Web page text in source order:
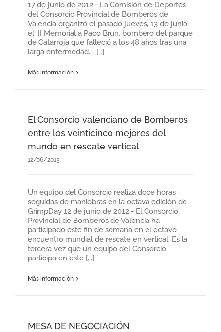
17 de junio de 2012.- La Comisión de Deportes
del Consorcio Provincial de Bomberos de
Valencia organizó el pasado jueves, 13 de junio,
el III Memorial a Paco Brun, bombero del parque
de Catarroja que falleció a los 48 años tras una
larga enfermedad. […]
Más información
El Consorcio valenciano de Bomberos
entre los veinticinco mejores del
mundo en rescate vertical
12/06/2013
Un equipo del Consorcio realiza doce horas
seguidas de maniobras en la octava edición de
GrimpDay 12 de junio de 2012.- El Consorcio
Provincial de Bomberos de Valencia ha
participado este fin de semana en el octavo
encuentro mundial de rescate en vertical. Es la
tercera vez que un equipo del Consorcio
participa en este [...]
Más información
MESA DE NEGOCIACIÓN